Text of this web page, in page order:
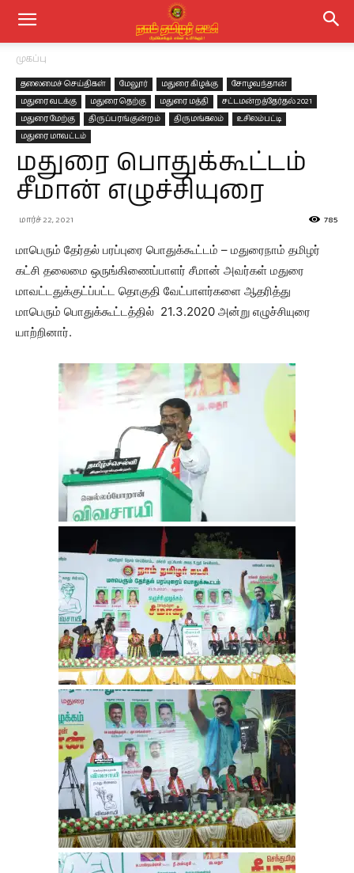
முகப்பு
தலைமைச் செய்திகள் மேலூர் மதுரை கிழக்கு
சோழவந்தான்
மதுரை வடக்கு
மதுரை தெற்கு மதுரை மத்தி
சட்டமன்றத்தேர்தல் 2021
மதுரை மேற்கு
திருப்பரங்குன்றம் திருமங்கலம்
உசிலம்பட்டி
மதுரை மாவட்டம்
மதுரை பொதுக்கூட்டம்
சீமான் எழுச்சியுரை
மார்ச் 22, 2021 785
மாபெரும் தேர்தல் பரப்புரை பொதுக்கூட்டம் – மதுரைநாம் தமிழர்
கட்சி தலைமை ஒருங்கிணைப்பாளர் சீமான் அவர்கள் மதுரை
மாவட்டதுக்குட்ப்பட்ட தொகுதி வேட்பாளர்களை ஆதரித்து
மாபெரும் பொதுக்கூட்டத்தில் 21.3.2020 அன்று எழுச்சியுரை
யாற்றினார்.